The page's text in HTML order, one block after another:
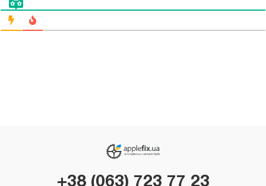
+38 (063) 723 77 23